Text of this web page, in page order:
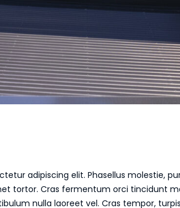
adipiscing elit. Phasellus molestie,
tortor. Cras fermentum orci tincidunt
nulla laoreet vel. Cras tempor,